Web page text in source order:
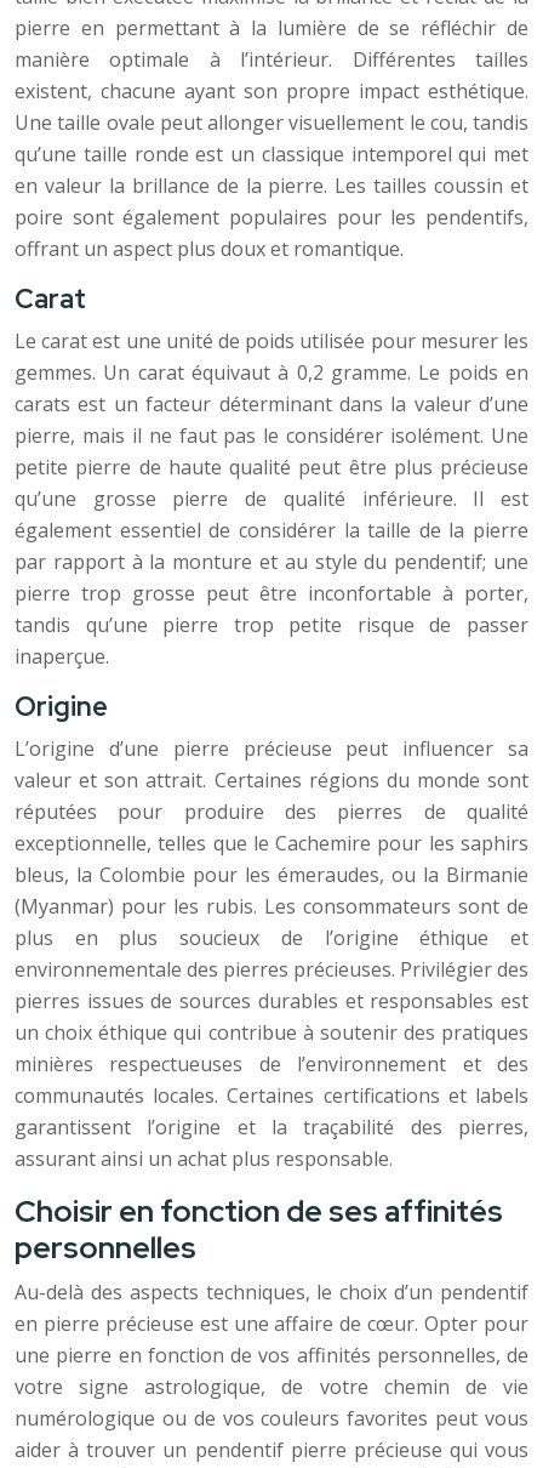
pierre en permettant à la lumière de se réfléchir de
manière optimale à l’intérieur. Différentes tailles
existent, chacune ayant son propre impact esthétique.
Une taille ovale peut allonger visuellement le cou, tandis
qu’une taille ronde est un classique intemporel qui met
en valeur la brillance de la pierre. Les tailles coussin et
poire sont également populaires pour les pendentifs,
offrant un aspect plus doux et romantique.
Carat
Le carat est une unité de poids utilisée pour mesurer les
gemmes. Un carat équivaut à 0,2 gramme. Le poids en
carats est un facteur déterminant dans la valeur d’une
pierre, mais il ne faut pas le considérer isolément. Une
petite pierre de haute qualité peut être plus précieuse
qu’une grosse pierre de qualité inférieure. Il est
également essentiel de considérer la taille de la pierre
par rapport à la monture et au style du pendentif; une
pierre trop grosse peut être inconfortable à porter,
tandis qu’une pierre trop petite risque de passer
inaperçue.
Origine
L’origine d’une pierre précieuse peut influencer sa
valeur et son attrait. Certaines régions du monde sont
réputées pour produire des pierres de qualité
exceptionnelle, telles que le Cachemire pour les saphirs
bleus, la Colombie pour les émeraudes, ou la Birmanie
(Myanmar) pour les rubis. Les consommateurs sont de
plus en plus soucieux de l’origine éthique et
environnementale des pierres précieuses. Privilégier des
pierres issues de sources durables et responsables est
un choix éthique qui contribue à soutenir des pratiques
minières respectueuses de l’environnement et des
communautés locales. Certaines certifications et labels
garantissent l’origine et la traçabilité des pierres,
assurant ainsi un achat plus responsable.
Choisir en fonction de ses affinités
personnelles
Au-delà des aspects techniques, le choix d’un pendentif
en pierre précieuse est une affaire de cœur. Opter pour
une pierre en fonction de vos affinités personnelles, de
votre signe astrologique, de votre chemin de vie
numérologique ou de vos couleurs favorites peut vous
aider à trouver un pendentif pierre précieuse qui vous